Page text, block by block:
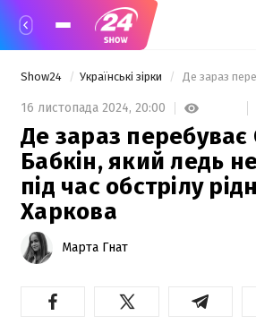
Show24 Українські зірки
16 листопада 2024, 20:00
Де зараз перебуває
Бабкін, який ледь
під час обстрілу
Харкова
Марта Гнат